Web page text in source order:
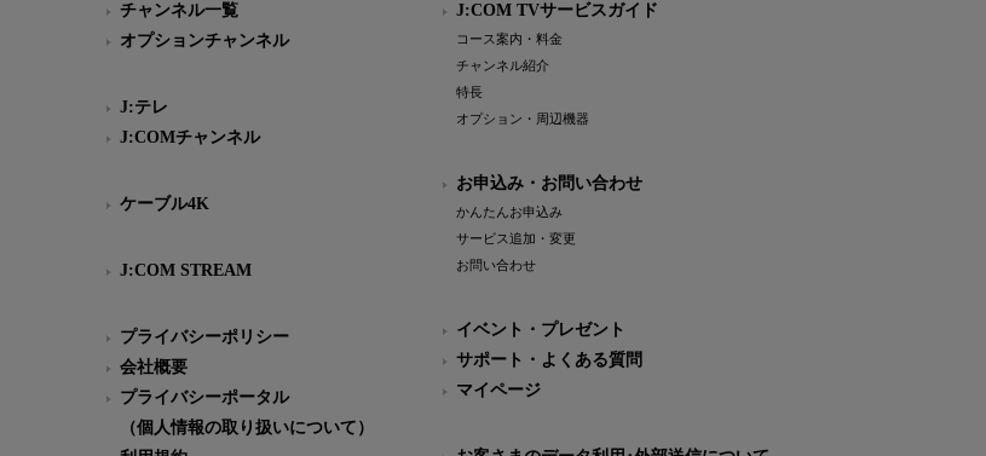
チャンネル一覧
オプションチャンネル
J:テレ
J:COMチャンネル
ケーブル4K
J:COM STREAM
プライバシーポリシー
会社概要
プライバシーポータル
（個人情報の取り扱いについて）
J:COM TVサービスガイド
コース案内・料金
チャンネル紹介
特長
オプション・周辺機器
お申込み・お問い合わせ
かんたんお申込み
サービス追加・変更
お問い合わせ
イベント・プレゼント
サポート・よくある質問
マイページ